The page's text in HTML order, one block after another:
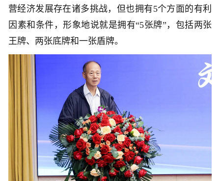
营经济发展存在诸多挑战，但也拥有5个方面的有利
因素和条件，形象地说就是拥有“5张牌”，包括两张
王牌、两张底牌和一张盾牌。